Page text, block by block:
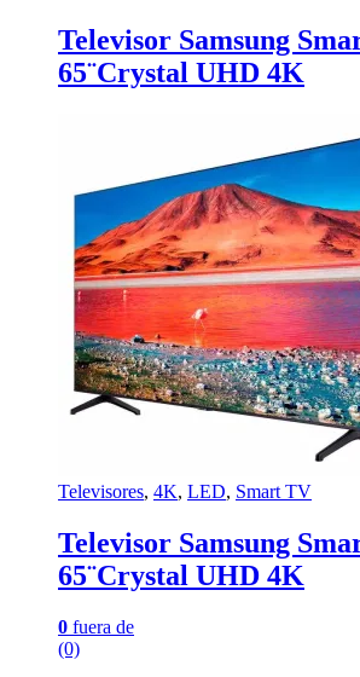
Televisor Samsung
65¨Crystal UHD 4K
Televisores, 4K, LED, Smart TV
Televisor Samsung
65¨Crystal UHD 4K
0 fuera de
(0)